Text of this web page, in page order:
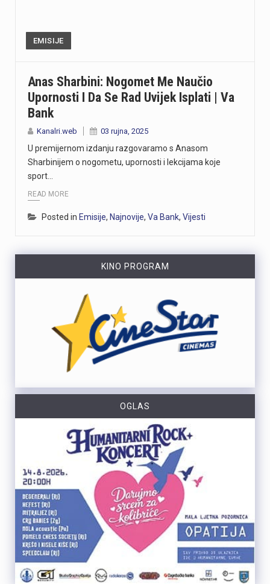
EMISIJE
Anas Sharbini: Nogomet Me Naučio
Upornosti I Da Se Rad Uvijek Isplati | Va
Bank
Kanalri.web 03 rujna, 2025
U premijernom izdanju razgovaramo s Anasom
Sharbinijem o nogometu, upornosti i lekcijama koje
sport…
READ MORE
Posted in Emisije, Najnovije, Va Bank, Vijesti
KINO PROGRAM
OGLAS